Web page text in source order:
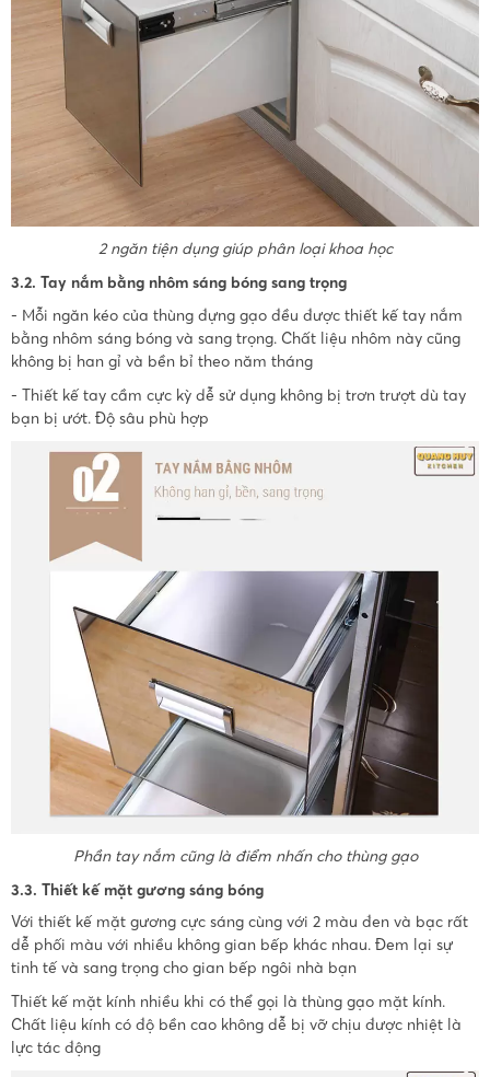
2 ngăn tiện dụng giúp phân loại khoa học
3.2. Tay nắm bằng nhôm sáng bóng sang trọng
- Mỗi ngăn kéo của thùng đựng gạo đều được thiết kế tay nắm
bằng nhôm sáng bóng và sang trọng. Chất liệu nhôm này cũng
không bị han gỉ và bền bỉ theo năm tháng
- Thiết kế tay cầm cực kỳ dễ sử dụng không bị trơn trượt dù tay
bạn bị ướt. Độ sâu phù hợp
Phần tay nắm cũng là điểm nhấn cho thùng gạo
3.3. Thiết kế mặt gương sáng bóng
Với thiết kế mặt gương cực sáng cùng với 2 màu đen và bạc rất
dễ phối màu với nhiều không gian bếp khác nhau. Đem lại sự
tinh tế và sang trọng cho gian bếp ngôi nhà bạn
Thiết kế mặt kính nhiều khi có thể gọi là thùng gạo mặt kính.
Chất liệu kính có độ bền cao không dễ bị vỡ chịu được nhiệt là
lực tác động